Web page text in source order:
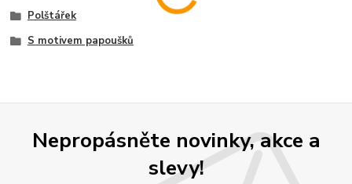
Polštářek
S motivem papoušků
Nepropásněte novinky, akce a
slevy!